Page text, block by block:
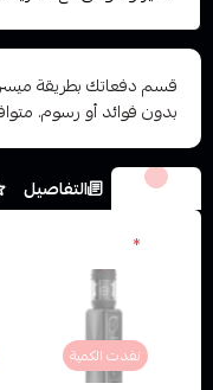
بدون فوائد أو رسوم.
الخيارات التفاصيل
*
نفدت الكمية